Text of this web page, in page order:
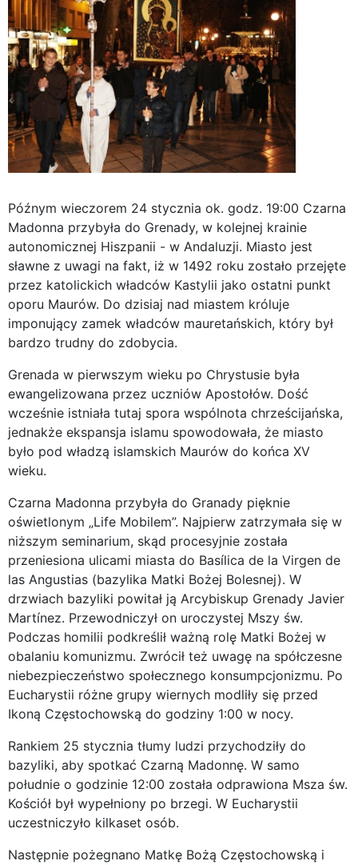
Późnym wieczorem 24 stycznia ok. godz. 19:00 Czarna
Madonna przybyła do Grenady, w kolejnej krainie
autonomicznej Hiszpanii - w Andaluzji. Miasto jest
sławne z uwagi na fakt, iż w 1492 roku zostało przejęte
przez katolickich władców Kastylii jako ostatni punkt
oporu Maurów. Do dzisiaj nad miastem króluje
imponujący zamek władców mauretańskich, który był
bardzo trudny do zdobycia.
Grenada w pierwszym wieku po Chrystusie była
ewangelizowana przez uczniów Apostołów. Dość
wcześnie istniała tutaj spora wspólnota chrześcijańska,
jednakże ekspansja islamu spowodowała, że miasto
było pod władzą islamskich Maurów do końca XV
wieku.
Czarna Madonna przybyła do Granady pięknie
oświetlonym „Life Mobilem”. Najpierw zatrzymała się w
niższym seminarium, skąd procesyjnie została
przeniesiona ulicami miasta do Basílica de la Virgen de
las Angustias (bazylika Matki Bożej Bolesnej). W
drzwiach bazyliki powitał ją Arcybiskup Grenady Javier
Martínez. Przewodniczył on uroczystej Mszy św.
Podczas homilii podkreślił ważną rolę Matki Bożej w
obalaniu komunizmu. Zwrócił też uwagę na spółczesne
niebezpieczeństwo społecznego konsumpcjonizmu. Po
Eucharystii różne grupy wiernych modliły się przed
Ikoną Częstochowską do godziny 1:00 w nocy.
Rankiem 25 stycznia tłumy ludzi przychodziły do
bazyliki, aby spotkać Czarną Madonnę. W samo
południe o godzinie 12:00 została odprawiona Msza św.
Kościół był wypełniony po brzegi. W Eucharystii
uczestniczyło kilkaset osób.
Następnie pożegnano Matkę Bożą Częstochowską i